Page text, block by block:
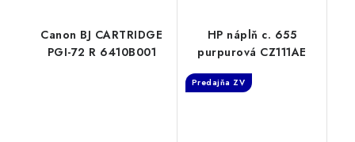
Canon BJ CARTRIDGE
PGI-72 R 6410B001
HP náplň c. 655
purpurová CZ111AE
Predajňa ZV